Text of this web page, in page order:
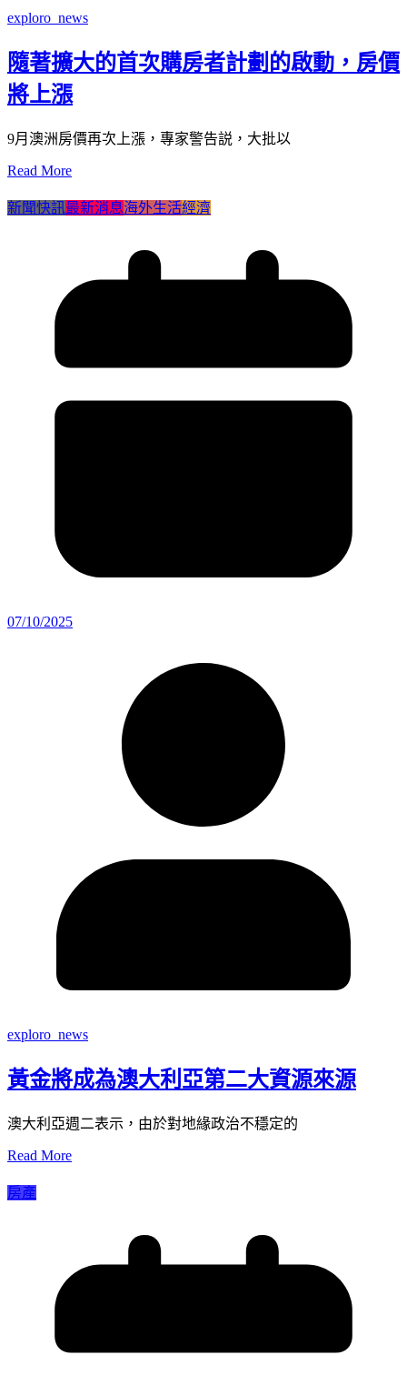
exploro_news
隨著擴大的首次購房者計劃的啟動，房價
將上漲
9月澳洲房價再次上漲，專家警告説，大批以
Read More
新聞快訊最新消息海外生活經濟
07/10/2025
exploro_news
黃金將成為澳大利亞第二大資源來源
澳大利亞週二表示，由於對地緣政治不穩定的
Read More
房產